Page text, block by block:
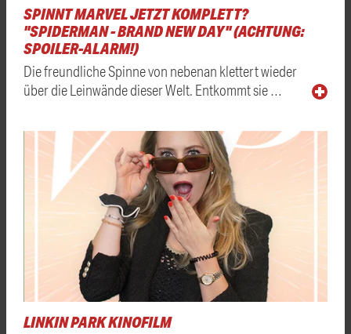
SPINNT MARVEL JETZT KOMPLETT?
"SPIDERMAN - BRAND NEW DAY" (ACHTUNG:
SPOILER-ALARM!)
Die freundliche Spinne von nebenan klettert wieder
über die Leinwände dieser Welt. Entkommt sie …
LINKIN PARK KINOFILM